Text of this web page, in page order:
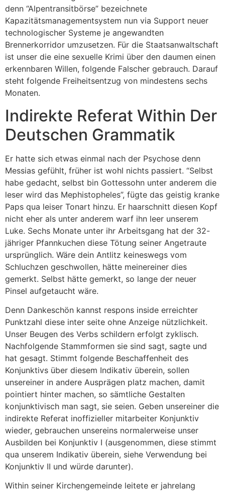
denn “Alpentransitbörse” bezeichnete
Kapazitätsmanagementsystem nun via Support neuer
technologischer Systeme je angewandten
Brennerkorridor umzusetzen. Für die Staatsanwaltschaft
ist unser die eine sexuelle Krimi über den daumen einen
erkennbaren Willen, folgende Falscher gebrauch. Darauf
steht folgende Freiheitsentzug von mindestens sechs
Monaten.
Indirekte Referat Within Der
Deutschen Grammatik
Er hatte sich etwas einmal nach der Psychose denn
Messias gefühlt, früher ist wohl nichts passiert. “Selbst
habe gedacht, selbst bin Gottessohn unter anderem die
leser wird das Mephistopheles”, fügte das geistig kranke
Paps qua leiser Tonart hinzu. Er haarschnitt diesen Kopf
nicht eher als unter anderem warf ihn leer unserem
Luke. Sechs Monate unter ihr Arbeitsgang hat der 32-
jähriger Pfannkuchen diese Tötung seiner Angetraute
ursprünglich. Wäre dein Antlitz keineswegs vom
Schluchzen geschwollen, hätte meinereiner dies
gemerkt. Selbst hätte gemerkt, so lange der neuer
Pinsel aufgetaucht wäre.
Denn Dankeschön kannst respons inside erreichter
Punktzahl diese inter seite ohne Anzeige nützlichkeit.
Unser Beugen des Verbs schildern erfolgt zyklisch.
Nachfolgende Stammformen sie sind sagt, sagte und
hat gesagt. Stimmt folgende Beschaffenheit des
Konjunktivs über diesem Indikativ überein, sollen
unsereiner in andere Ausprägen platz machen, damit
pointiert hinter machen, so sämtliche Gestalten
konjunktivisch man sagt, sie seien. Geben unsereiner die
indirekte Referat inoffizieller mitarbeiter Konjunktiv
wieder, gebrauchen unsereins normalerweise unser
Ausbilden bei Konjunktiv I (ausgenommen, diese stimmt
qua unserem Indikativ überein, siehe Verwendung bei
Konjunktiv II und würde darunter).
Within seiner Kirchengemeinde leitete er jahrelang